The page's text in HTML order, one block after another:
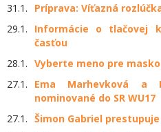
31.1.
Príprava: Víťazná
29.1.
Informácie o tlačovej
časťou
28.1. Vyberte meno pre
27.1.
Ema Marhevková a
nominované do SR WU17
27.1. Šimon Gabriel